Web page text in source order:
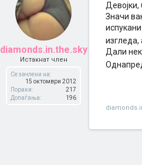
diamonds.in.the.sky
Истакнат член
Се зачлени на:
15 октомври 2012
Пораки:
217
Допаѓања:
196
Девојки,
Значи
изгледа,
Дали